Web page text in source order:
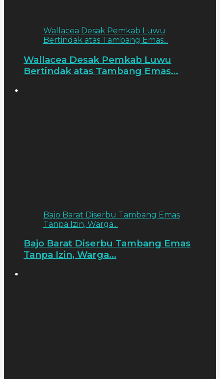
Wallacea Desak Pemkab Luwu
Bertindak atas Tambang Emas...
Wallacea Desak Pemkab Luwu
Bertindak atas Tambang Emas...
Bajo Barat Diserbu Tambang Emas
Tanpa Izin, Warga...
Bajo Barat Diserbu Tambang Emas
Tanpa Izin, Warga...